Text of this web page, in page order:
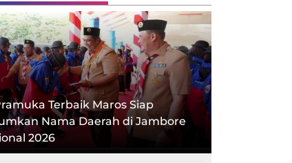
Terbaik Maros Siap
Nama Daerah di Jambore
2026